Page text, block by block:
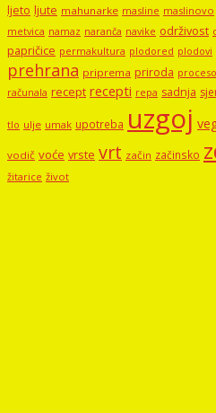
ljeto ljute mahunarke masline maslinovo
metvica namaz naranča navike održivost
papričice permakultura plodored plodovi
prehrana priprema priroda
računala recept recepti repa sadnja
tlo ulje umak upotreba uzgoj
vodič voće vrste vrt začin začinsko
žitarice život